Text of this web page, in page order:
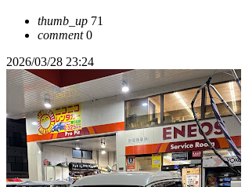
thumb_up 71
comment0
2026/03/28 23:24